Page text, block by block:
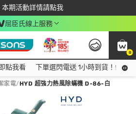
本期活動詳情請點我
下載app最高回饋$350
屈臣氏線上服務
0
看
點我看 下單選閃電送 1小時到貨！領神
家電/HYD 超強力熱風除蟎機 D-86-白